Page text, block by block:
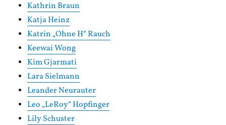
Kathrin Braun
Katja Heinz
Katrin „Ohne H“ Rauch
Keewai Wong
Kim Gjarmati
Lara Sielmann
Leander Neurauter
Leo „LeRoy“ Hopfinger
Lily Schuster